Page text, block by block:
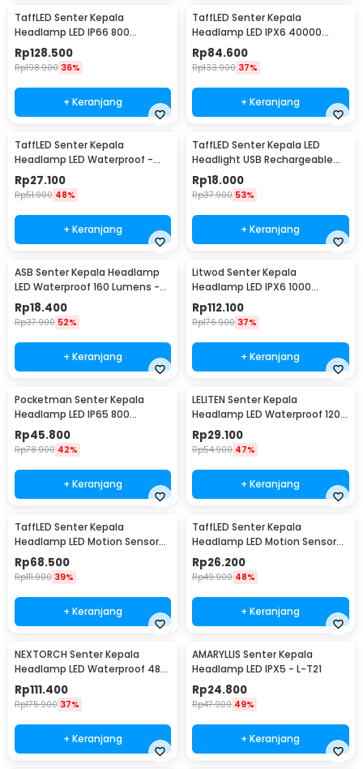
TaffLED Senter Kepala
Headlamp LED IP66 800
Lumens - HP50
Rp128.500
Rp198.900 36%
+ Keranjang
TaffLED Senter Kepala
Headlamp LED IPX6 40000
Lumens - HP30
Rp84.600
Rp133.900 37%
+ Keranjang
TaffLED Senter Kepala
Headlamp LED Waterproof -
HE25
Rp27.100
Rp51.900 48%
+ Keranjang
TaffLED Senter Kepala LED
Headlight USB Rechargeable
Q5 COB - LE022
Rp18.000
Rp37.900 53%
+ Keranjang
ASB Senter Kepala Headlamp
LED Waterproof 160 Lumens -
HE20
Rp18.400
Rp37.900 52%
+ Keranjang
Litwod Senter Kepala
Headlamp LED IPX6 1000
Lumens - P70
Rp112.100
Rp176.900 37%
+ Keranjang
Pocketman Senter Kepala
Headlamp LED IP65 800
Lumens - HS30
Rp45.800
Rp78.900 42%
+ Keranjang
LELITEN Senter Kepala
Headlamp LED Waterproof 1200
Lumens - NF-611
Rp29.100
Rp54.900 47%
+ Keranjang
TaffLED Senter Kepala
Headlamp LED Motion Sensor
Waterproof 210 Lumens - T103
Rp68.500
Rp111.900 39%
+ Keranjang
TaffLED Senter Kepala
Headlamp LED Motion Sensor
IPX4 350 Lumens - HS10
Rp26.200
Rp49.900 48%
+ Keranjang
NEXTORCH Senter Kepala
Headlamp LED Waterproof 48
Lumens - ECO STAR
Rp111.400
Rp175.900 37%
+ Keranjang
AMARYLLIS Senter Kepala
Headlamp LED IPX5 - L-T21
Rp24.800
Rp47.900 49%
+ Keranjang